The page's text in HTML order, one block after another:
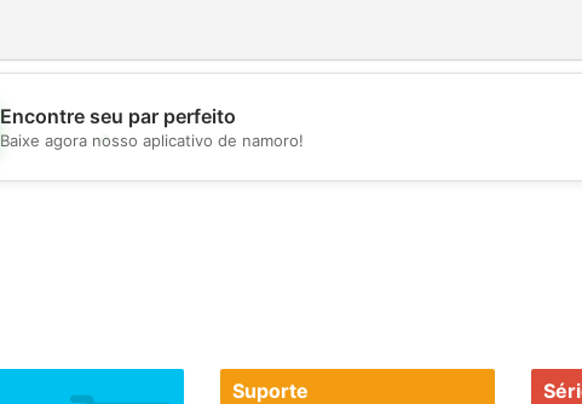
💖
Encontre seu par perfeito
Baixe agora nosso aplicativo de namoro!
Suporte